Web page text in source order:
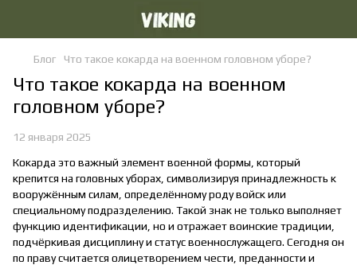
Блог Что такое кокарда на военном головном уборе?
Что такое кокарда на военном
головном уборе?
12 января 2025
Кокарда это важный элемент военной формы, который
крепится на головных уборах, символизируя принадлежность к
вооружённым силам, определённому роду войск или
специальному подразделению. Такой знак не только выполняет
функцию идентификации, но и отражает воинские традиции,
подчёркивая дисциплину и статус военнослужащего. Сегодня он
по праву считается олицетворением чести, преданности и